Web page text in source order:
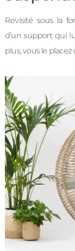
Revisité sous la
d’un support qui
plus, vous le